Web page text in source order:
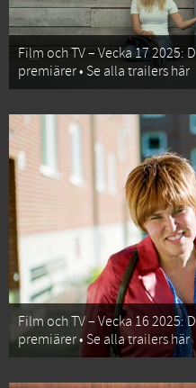
Film och TV – Vecka 17 2025:
premiärer • Se alla trailers här
Film och TV – Vecka 16 2025:
premiärer • Se alla trailers här